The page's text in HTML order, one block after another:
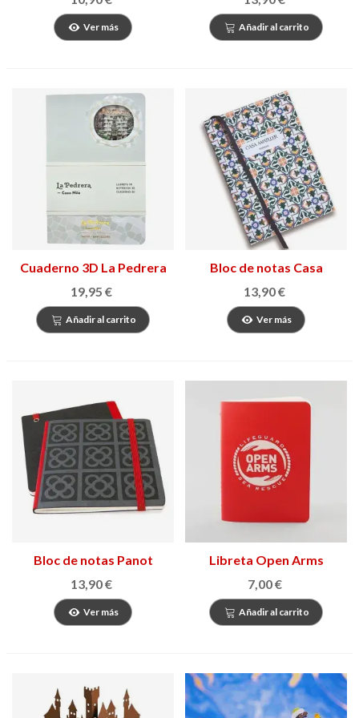
Ver más Añadir al carrito
Cuaderno 3D La Pedrera
19,95 €
Añadir al carrito
Bloc de notas Casa
Amatller Barcelona
13,90 €
Ver más
Bloc de notas Panot
Barcelona
13,90 €
Ver más
Libreta Open Arms
7,00 €
Añadir al carrito